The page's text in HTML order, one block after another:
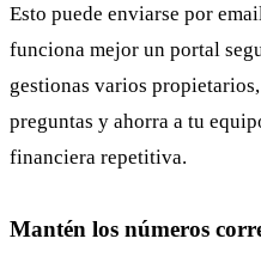
Esto puede enviarse por
funciona mejor un portal
gestionas varios
preguntas y ahorra a tu
financiera repetitiva.
Mantén los números